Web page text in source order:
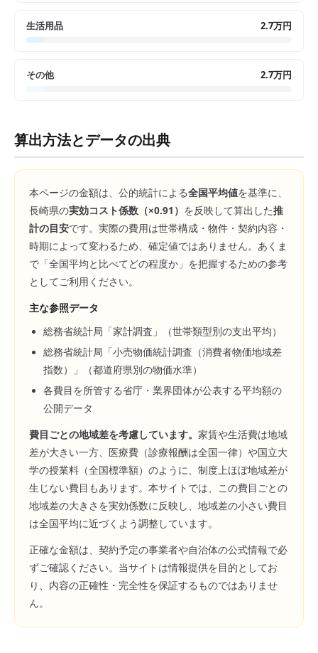
生活用品 2.7万円
その他 2.7万円
算出方法とデータの出典
本ページの金額は、公的統計による全国平均値を基準に、
長崎県の実効コスト係数（×0.91 ） を反映して算出した推
計の目安です。実際の費用は世帯構成・物件・契約内容・
時期によって変わるため、確定値ではありません。あくま
で「全国平均と比べてどの程度か」を把握するための参考
としてご利用ください。
主な参照データ
総務省統計局「家計調査」（世帯類型別の支出平均）
総務省統計局「小売物価統計調査（消費者物価地域差
指数）」（都道府県別の物価水準）
各費目を所管する省庁・業界団体が公表する平均額の
公開データ
費目ごとの地域差を考慮しています。 家賃や生活費は地域
差が大きい一方、医療費（診療報酬は全国一律）や国立大
学の授業料（全国標準額）のように、制度上ほぼ地域差が
生じない費目もあります。本サイトでは、この費目ごとの
地域差の大きさを実効係数に反映し、地域差の小さい費目
は全国平均に近づくよう調整しています。
正確な金額は、契約予定の事業者や自治体の公式情報で必
ずご確認ください。当サイトは情報提供を目的としてお
り、内容の正確性・完全性を保証するものではありませ
ん。